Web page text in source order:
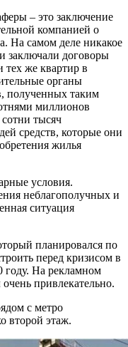
– это заключение
компанией о
На самом деле никакое
заключали договоры
тех же квартир в
органы
полученных таким
миллионов
тысяч
средств, которые они
жилья
условия.
неблагополучных и
ситуация
планировался по
перед кризисом в
году. На рекламном
привлекательно.
с метро
второй этаж.